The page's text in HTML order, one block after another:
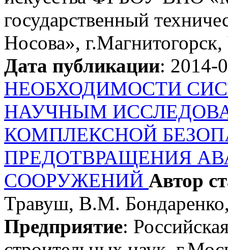
государственный
Носова», г.Магнитогорск,
Дата публикации: 2014-
НЕОБХОДИМОСТИ
НАУЧНЫМ
КОМПЛЕКСНОЙ
ПРЕДОТВРАЩЕНИЯ
СООРУЖЕНИЙ Автор
Травуш, В.М.
Предприятие: